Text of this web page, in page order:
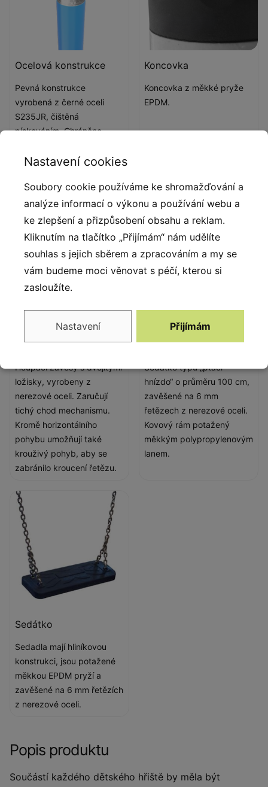
Ocelová konstrukce
Pevná konstrukce
vyrobená z černé oceli
S235JR, čištěná
pískováním. Chráněno
práškovým lakováním
Qualicoat atestem.
Koncovka
Koncovka z měkké pryže
EPDM.
Houpací závěsy
Houpací závěsy s dvojitými
ložisky, vyrobeny z
nerezové oceli. Zaručují
tichý chod mechanismu.
Kromě horizontálního
pohybu umožňují také
krouživý pohyb, aby se
zabránilo kroucení řetězu.
Ptačí hnízdo
Sedátko typu „ptačí
hnízdo“ o průměru 100 cm,
zavěšené na 6 mm
řetězech z nerezové oceli.
Kovový rám potažený
měkkým polypropylenovým
lanem.
Sedátko
Sedadla mají hliníkovou
konstrukci, jsou potažené
měkkou EPDM pryží a
zavěšené na 6 mm řetězích
z nerezové oceli.
Popis produktu
Součástí každého dětského hřiště by měla být
Nastavení cookies
Soubory cookie používáme ke shromažďování a
analýze informací o výkonu a používání webu a
ke zlepšení a přizpůsobení obsahu a reklam.
Kliknutím na tlačítko „Přijímám“ nám udělíte
souhlas s jejich sběrem a zpracováním a my se
vám budeme moci věnovat s péčí, kterou si
zasloužíte.
Nastavení Přijímám